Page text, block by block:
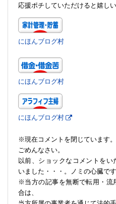
応援ポチしていただけると嬉しい
にほんブログ村
にほんブログ村
にほんブログ村
※現在コメントを閉じています。
ごめんなさい。
以前、ショックなコメントを
いました・・・。ノミの心臓です
※当方の記事を無断で転用・流
合は、